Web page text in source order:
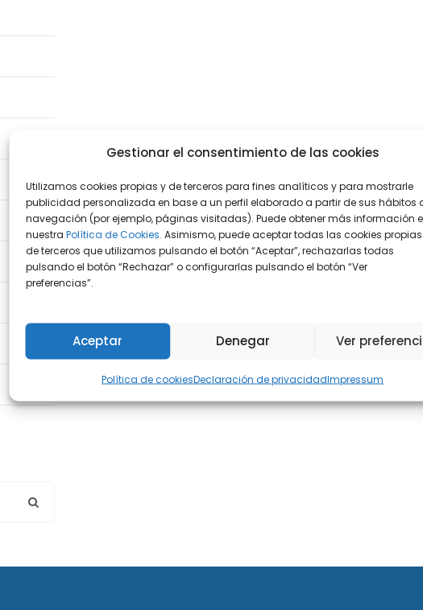
Gestionar el consentimiento de las cookies
Utilizamos cookies propias y de terceros para fines analíticos y para mostrarle
publicidad personalizada en base a un perfil elaborado a partir de sus hábitos
navegación (por ejemplo, páginas visitadas). Puede obtener más información
nuestra Política de Cookies. Asimismo, puede aceptar todas las cookies
de terceros que utilizamos pulsando el botón “Aceptar”, rechazarlas todas
pulsando el botón “Rechazar” o configurarlas pulsando el botón “Ver
preferencias”.
Aceptar Denegar Ver
Política de cookiesDeclaración de privacidadImpressum